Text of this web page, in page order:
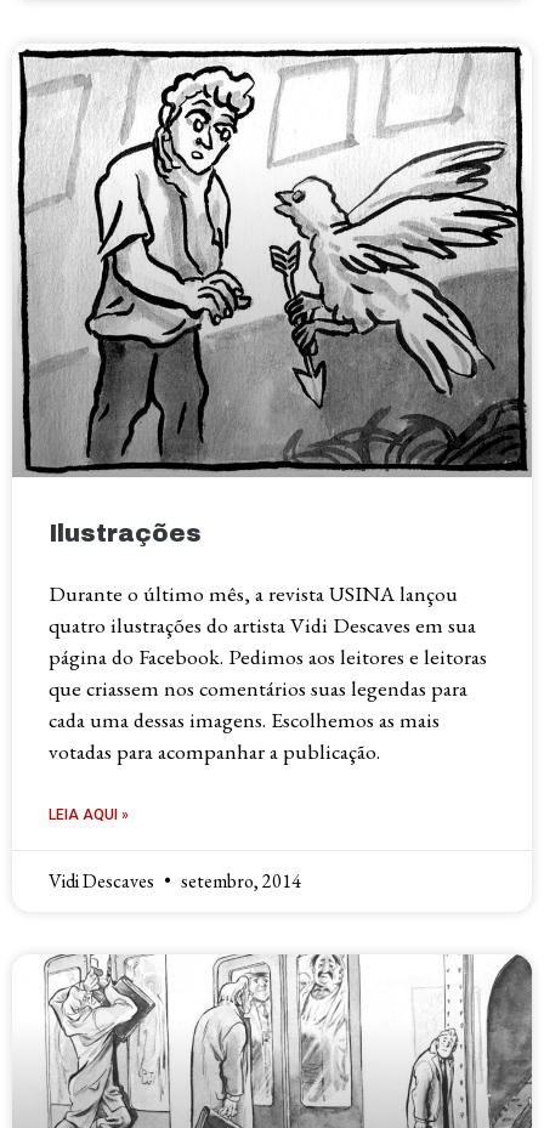
Ilustrações
Durante o último mês, a revista USINA lançou
quatro ilustrações do artista Vidi Descaves em sua
página do Facebook. Pedimos aos leitores e leitoras
que criassem nos comentários suas legendas para
cada uma dessas imagens. Escolhemos as mais
votadas para acompanhar a publicação.
LEIA AQUI »
Vidi Descaves setembro, 2014